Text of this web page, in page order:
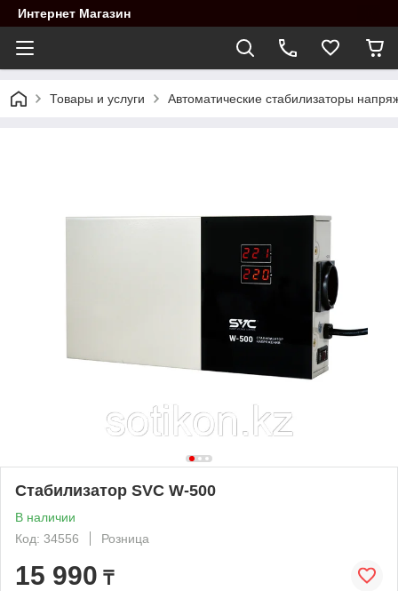
Интернет Магазин
Товары и услуги Автоматические стабилизаторы
Стабилизатор SVC W-500
В наличии
Код: 34556
Розница
15 990 ₸